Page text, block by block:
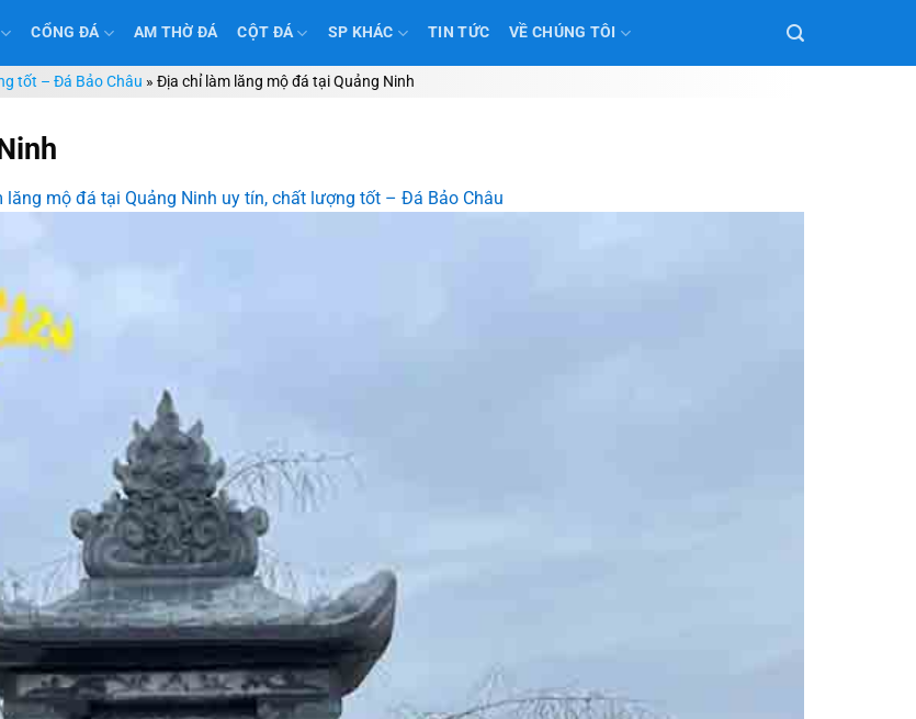
CỔNG ĐÁ AM THỜ ĐÁ CỘT ĐÁ SP KHÁC TIN TỨC VỀ CHÚNG TÔI
tốt – Đá Bảo Châu » Địa chỉ làm lăng mộ đá tại Quảng Ninh
mộ đá tại Quảng Ninh uy tín, chất lượng tốt – Đá Bảo Châu